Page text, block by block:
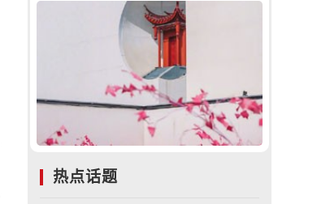
热点话题